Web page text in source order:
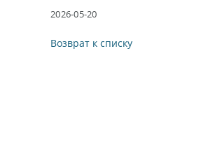
2026-05-20
Возврат к списку